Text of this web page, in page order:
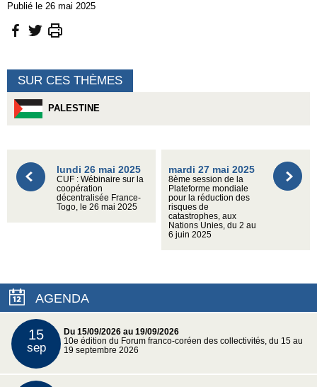
Publié le 26 mai 2025
SUR CES THÈMES
PALESTINE
lundi 26 mai 2025
CUF : Wébinaire sur la
coopération
décentralisée France-
Togo, le 26 mai 2025
mardi 27 mai 2025
8ème session de la
Plateforme mondiale
pour la réduction des
risques de
catastrophes, aux
Nations Unies, du 2 au
6 juin 2025
AGENDA
15
sep
Du 15/09/2026 au 19/09/2026
10e édition du Forum franco-coréen des collectivités, du 15 au
19 septembre 2026